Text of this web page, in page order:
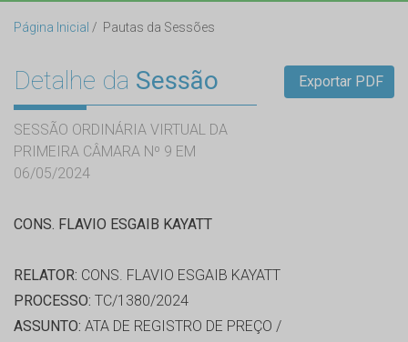
Página Inicial Pautas da Sessões
Detalhe da Sessão
SESSÃO ORDINÁRIA VIRTUAL DA
PRIMEIRA CÂMARA Nº 9 EM
06/05/2024
Exportar PDF
CONS. FLAVIO ESGAIB KAYATT
RELATOR: CONS. FLAVIO ESGAIB KAYATT
PROCESSO: TC/1380/2024
ASSUNTO: ATA DE REGISTRO DE PREÇO /